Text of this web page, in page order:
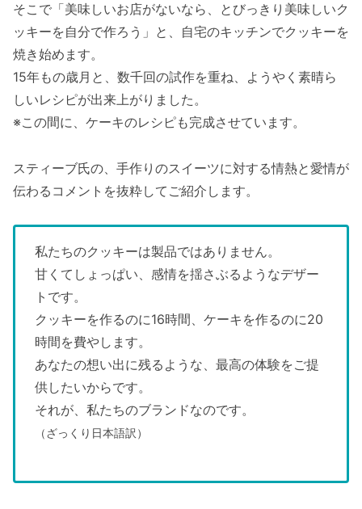
そこで「美味しいお店がないなら、とびっきり美味しいク
ッキーを自分で作ろう」と、自宅のキッチンでクッキーを
焼き始めます。
15年もの歳月と、数千回の試作を重ね、ようやく素晴ら
しいレシピが出来上がりました。
※この間に、ケーキのレシピも完成させています。
スティーブ氏の、手作りのスイーツに対する情熱と愛情が
伝わるコメントを抜粋してご紹介します。
私たちのクッキーは製品ではありません。
甘くてしょっぱい、感情を揺さぶるようなデザー
トです。
クッキーを作るのに16時間、ケーキを作るのに20
時間を費やします。
あなたの想い出に残るような、最高の体験をご提
供したいからです。
それが、私たちのブランドなのです。
（ざっくり日本語訳）